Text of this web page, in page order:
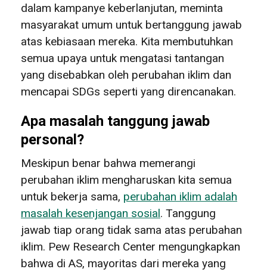
dalam kampanye keberlanjutan, meminta
masyarakat umum untuk bertanggung jawab
atas kebiasaan mereka. Kita membutuhkan
semua upaya untuk mengatasi tantangan
yang disebabkan oleh perubahan iklim dan
mencapai SDGs seperti yang direncanakan.
Apa masalah tanggung jawab
personal?
Meskipun benar bahwa memerangi
perubahan iklim mengharuskan kita semua
untuk bekerja sama, perubahan iklim adalah
masalah kesenjangan sosial. Tanggung
jawab tiap orang tidak sama atas perubahan
iklim. Pew Research Center mengungkapkan
bahwa di AS, mayoritas dari mereka yang